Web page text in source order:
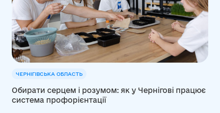
ЧЕРНІГІВСЬКА ОБЛАСТЬ
Обирати серцем і розумом: як у Чернігові працює
система профорієнтації